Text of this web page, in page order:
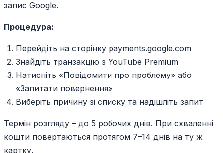
запис Google.
Процедура:
Перейдіть на сторінку payments.google.com
Знайдіть транзакцію з YouTube Premium
Натисніть «Повідомити про проблему» або
«Запитати повернення»
Виберіть причину зі списку та надішліть запит
Термін розгляду – до 5 робочих днів. При схваленні
кошти повертаються протягом 7–14 днів на ту ж
картку.